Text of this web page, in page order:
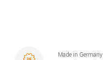
Made in Germany